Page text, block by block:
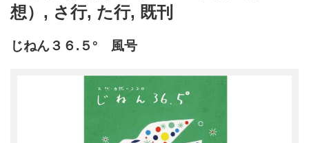
想） , さ行, た行, 既刊
じねん３６.５° 風号